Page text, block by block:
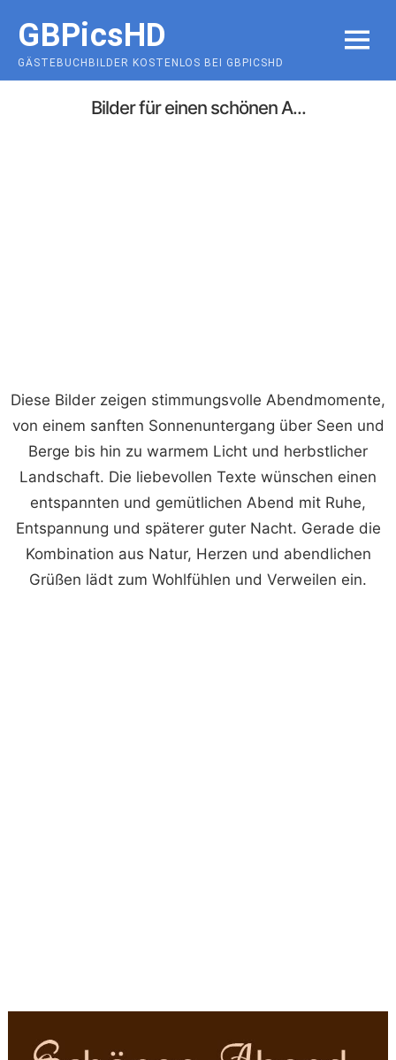
content
GBPicsHD
GÄSTEBUCHBILDER KOSTENLOS BEI GBPICSHD
MENU
Bilder für einen schönen A...
Diese Bilder zeigen stimmungsvolle Abendmomente,
von einem sanften Sonnenuntergang über Seen und
Berge bis hin zu warmem Licht und herbstlicher
Landschaft. Die liebevollen Texte wünschen einen
entspannten und gemütlichen Abend mit Ruhe,
Entspannung und späterer guter Nacht. Gerade die
Kombination aus Natur, Herzen und abendlichen
Grüßen lädt zum Wohlfühlen und Verweilen ein.